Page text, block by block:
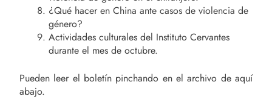
¿Qué hacer en China ante casos de violencia de
género?
Actividades culturales del Instituto Cervantes
durante el mes de octubre.
Pueden leer el boletín pinchando en el archivo de aquí
abajo.